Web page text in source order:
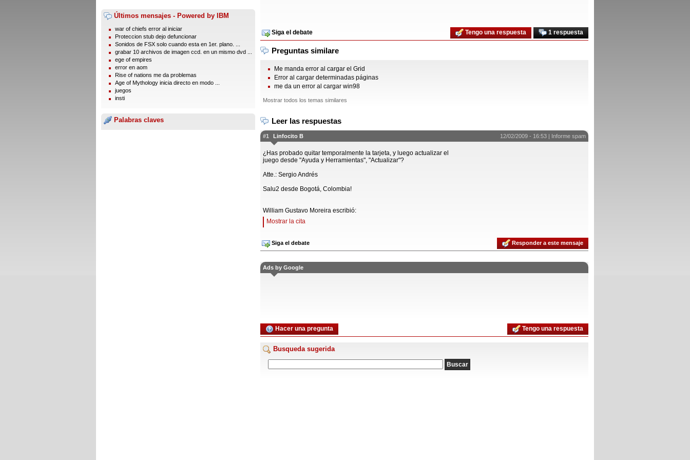
Últimos mensajes - Powered by IBM
war of chiefs error al iniciar
Proteccion stub dejo defuncionar
Sonidos de FSX solo cuando esta en 1er. plano. ...
grabar 10 archivos de imagen ccd. en un mismo dvd ...
ege of empires
error en aom
Rise of nations me da problemas
Age of Mythology inicia directo en modo ...
juegos
insti
Palabras claves
Siga el debate 1 respuesta
Tengo una respuesta
Preguntas similare
Me manda error al cargar el Grid
Error al cargar determinadas páginas
me da un error al cargar win98
Mostrar todos los temas similares
Leer las respuestas
#1 Linfocito B 12/02/2009 - 16:53 | Informe spam
¿Has probado quitar temporalmente la tarjeta, y luego actualizar el
juego desde "Ayuda y Herramientas", "Actualizar"?
Atte.: Sergio Andrés
Salu2 desde Bogotá, Colombia!
William Gustavo Moreira escribió:
Mostrar la cita
Siga el debate Responder a este mensaje
Ads by Google
Hacer una pregunta Tengo una respuesta
Busqueda sugerida